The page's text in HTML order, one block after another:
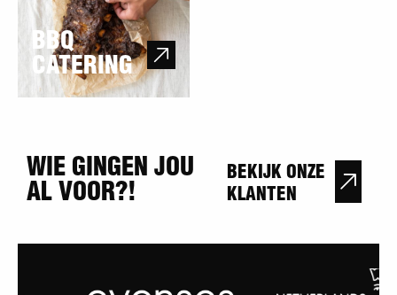
BBQ
CATERING
WIE GINGEN JOU
AL VOOR?!
BEKIJK ONZE
KLANTEN